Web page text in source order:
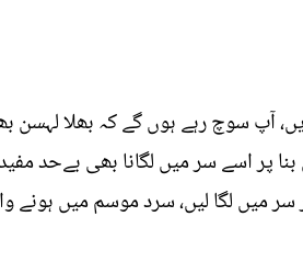
آپ سوچ رہے ہوں گے کہ بھلا لہسن
پر اسے سر میں لگانا بھی بےحد
سر میں لگا لیں، سرد موسم میں